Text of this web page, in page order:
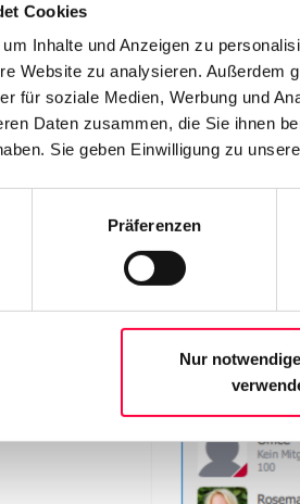
Cookies
Inhalte und Anzeigen zu
Website zu analysieren. Außerdem
für soziale Medien, Werbung und
Daten zusammen, die Sie ihnen
Sie geben Einwilligung zu
Präferenzen
Nur